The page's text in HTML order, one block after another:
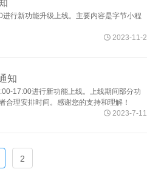
行新功能升级上线。主要内容是字节小程
2023-11-2
知
17:00进行新功能上线。上线期间部分功
合理安排时间。感谢您的支持和理解！
2023-7-11
2